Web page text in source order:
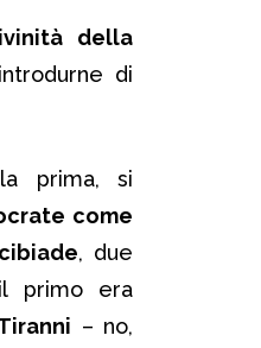
della
di
prima, si
come
, due
primo era
– no,